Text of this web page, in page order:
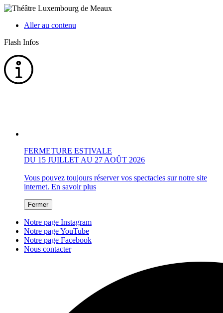
Aller au contenu
Flash Infos
FERMETURE ESTIVALE
DU 15 JUILLET AU 27 AOÛT 2026
Vous pouvez toujours réserver vos spectacles sur notre site
internet. En savoir plus
Fermer
Notre page Instagram
Notre page YouTube
Notre page Facebook
Nous contacter